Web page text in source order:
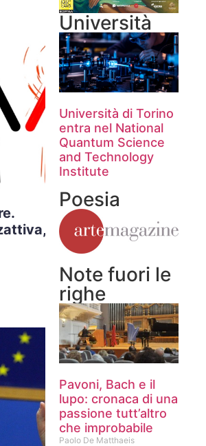
Università
Università di Torino
entra nel National
Quantum Science
and Technology
Institute
Poesia
Note fuori le
righe
Pavoni, Bach e il
lupo: cronaca di una
passione tutt’altro
che improbabile
Paolo De Matthaeis